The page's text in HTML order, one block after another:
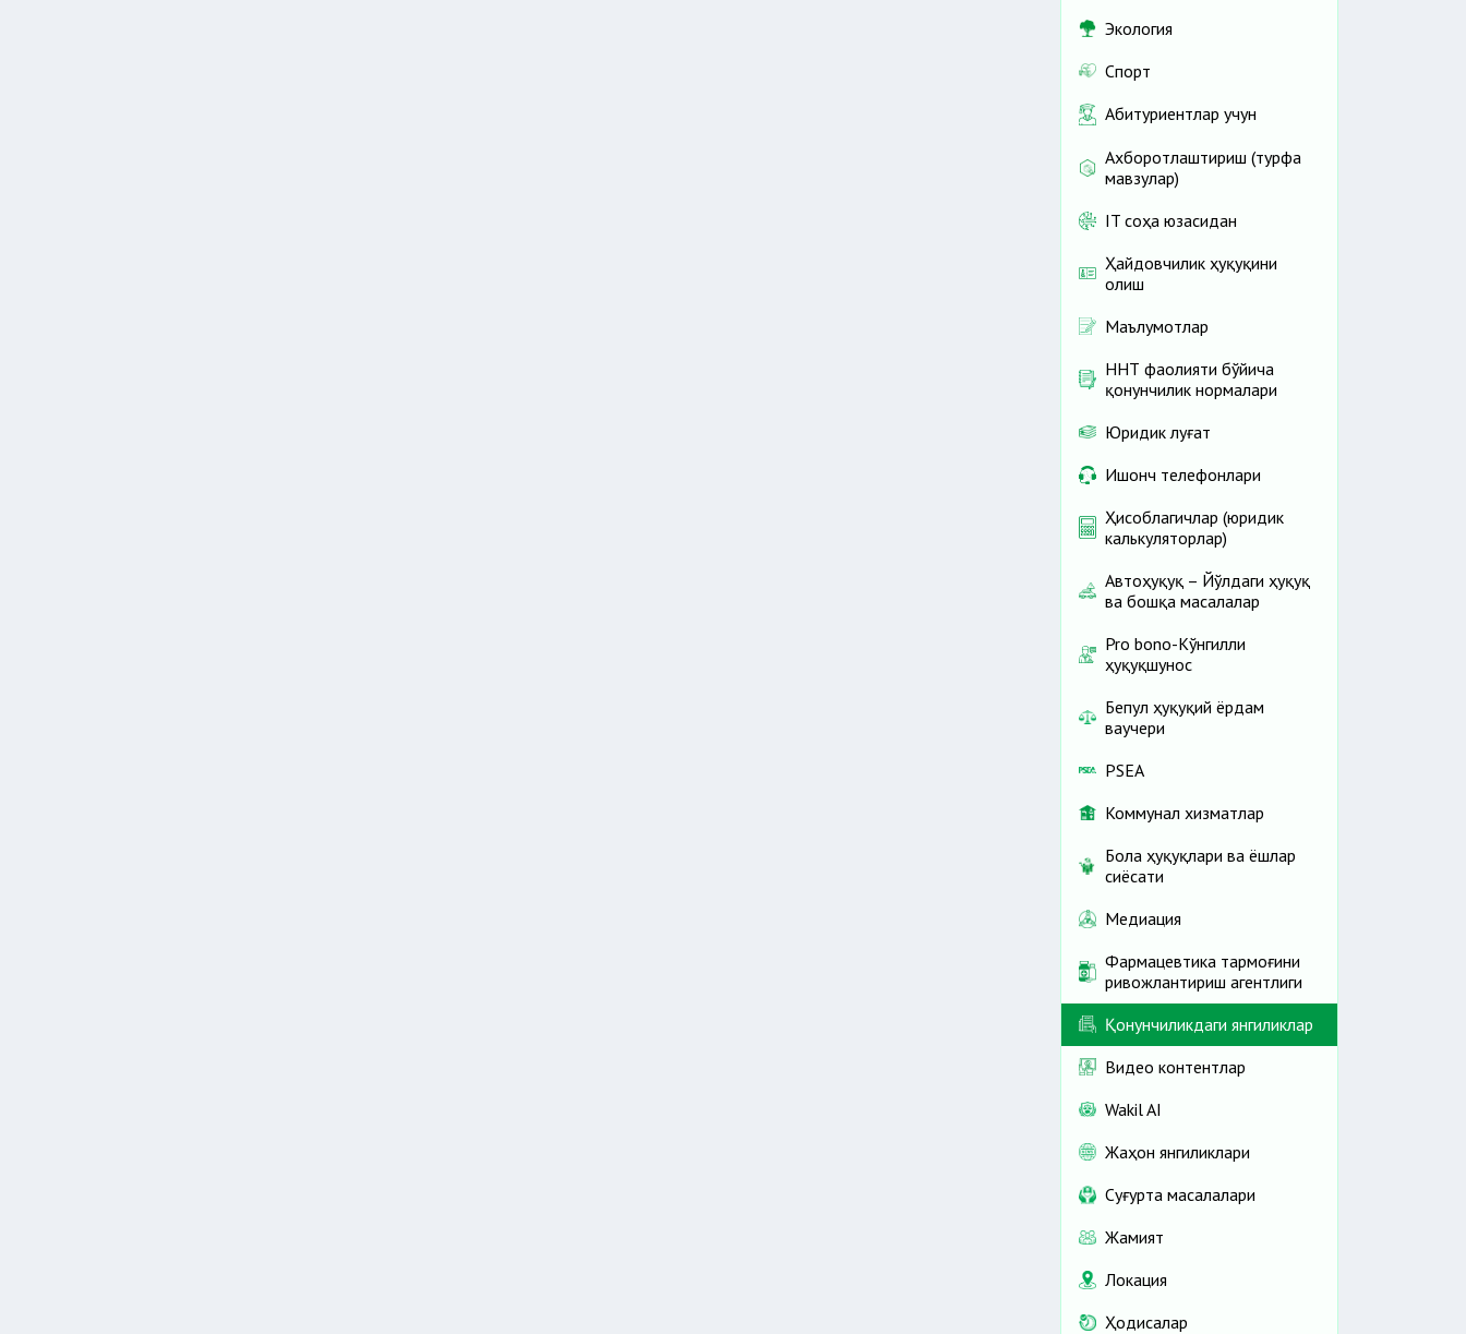
Экология
Спорт
Абитуриентлар учун
Ахборотлаштириш (турфа
мавзулар)
IT соҳа юзасидан
Ҳайдовчилик ҳуқуқини
олиш
Маълумотлар
ННТ фаолияти бўйича
қонунчилик нормалари
Юридик луғат
Ишонч телефонлари
Ҳисоблагичлар (юридик
калькуляторлар)
Автоҳуқуқ – Йўлдаги ҳуқуқ
ва бошқа масалалар
Pro bono-Кўнгилли
ҳуқуқшунос
Бепул ҳуқуқий ёрдам
ваучери
PSEA
Коммунал хизматлар
Бола ҳуқуқлари ва ёшлар
сиёсати
Медиация
Фармацевтика тармоғини
ривожлантириш агентлиги
Қонунчиликдаги янгиликлар
Видео контентлар
Wakil AI
Жаҳон янгиликлари
Cуғурта масалалари
Жамият
Локация
Ҳодисалар